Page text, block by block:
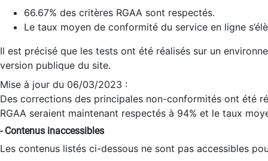
66.67% des critères RGAA sont respectés.
Le taux moyen de conformité du service en ligne
Il est précisé que les tests ont été réalisés sur un
version publique du site.
Mise à jour du 06/03/2023 :
Des corrections des principales non-conformités ont été
RGAA seraient maintenant respectés à 94% et le taux
- Contenus inaccessibles
Les contenus listés ci-dessous ne sont pas accessibles